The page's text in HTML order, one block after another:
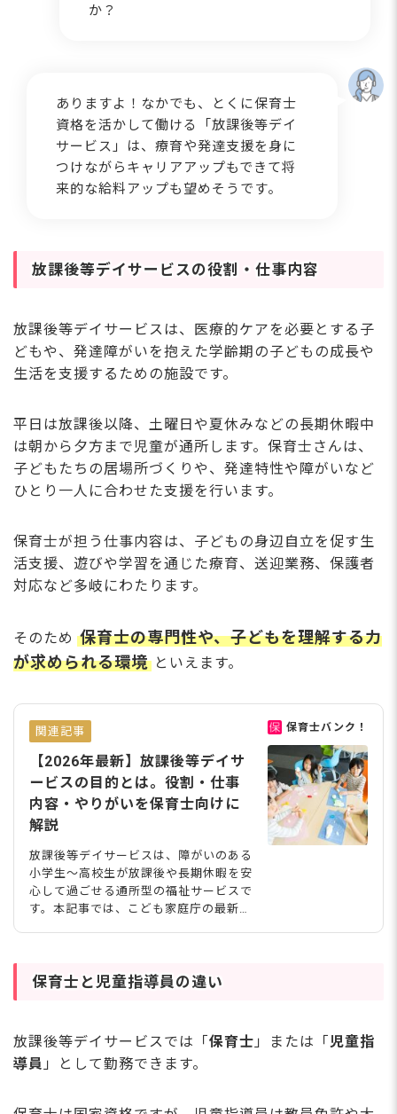
か？
ありますよ！なかでも、とくに保育士
資格を活かして働ける「放課後等デイ
サービス」は、療育や発達支援を身に
つけながらキャリアアップもできて将
来的な給料アップも望めそうです。
放課後等デイサービスの役割・仕事内容
放課後等デイサービスは、医療的ケアを必要とする子
どもや、発達障がいを抱えた学齢期の子どもの成長や
生活を支援するための施設です。
平日は放課後以降、土曜日や夏休みなどの長期休暇中
は朝から夕方まで児童が通所します。保育士さんは、
子どもたちの居場所づくりや、発達特性や障がいなど
ひとり一人に合わせた支援を行います。
保育士が担う仕事内容は、子どもの身辺自立を促す生
活支援、遊びや学習を通じた療育、送迎業務、保護者
対応など多岐にわたります。
そのため 保育士の専門性や、子どもを理解する力
が求められる環境 といえます。
関連記事
【2026年最新】放課後等デイサ
ービスの目的とは。役割・仕事
内容・やりがいを保育士向けに
解説
放課後等デイサービスは、障がいのある
小学生〜高校生が放課後や長期休暇を安
心して過ごせる通所型の福祉サービスで
す。本記事では、こども家庭庁の最新ガ
容・やりがいまで、放デイについてわか
放課後等デイサービスは、児童福祉法に
基づく福祉サービスの一つであり、小学
生から高校生の障がいのある子どもが放
保育士バンク！
保育士と児童指導員の違い
放課後等デイサービスでは「 保育士 」または「 児童指
導員 」として勤務できます。